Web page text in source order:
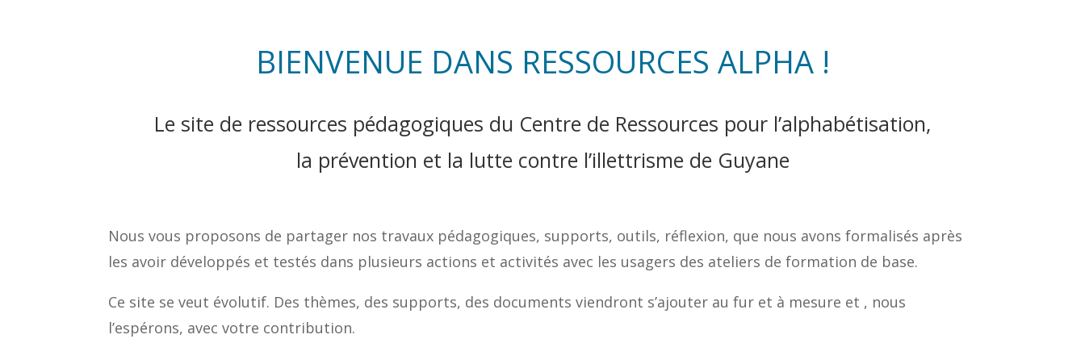
BIENVENUE DANS RESSOURCES ALPHA !
Le site de ressources pédagogiques du Centre de Ressources pour l’alphabétisation,
la prévention et la lutte contre l’illettrisme de Guyane
Nous vous proposons de partager nos travaux pédagogiques, supports, outils, réflexion, que nous avons formalisés après
les avoir développés et testés dans plusieurs actions et activités avec les usagers des ateliers de formation de base.
Ce site se veut évolutif. Des thèmes, des supports, des documents viendront s’ajouter au fur et à mesure et , nous
l’espérons, avec votre contribution.